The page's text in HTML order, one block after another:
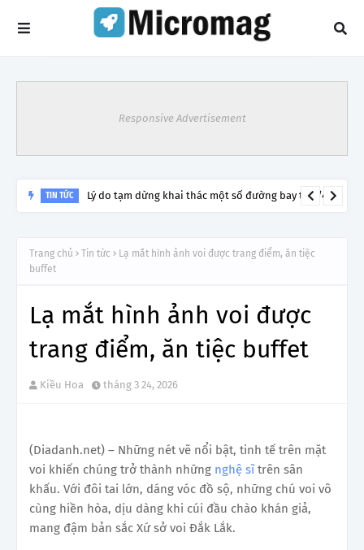
Responsive Advertisement
TIN TỨC Lý do tạm dừng khai thác một số đường bay từ 1/4
Trang chủ Tin tức
Lạ mắt hình ảnh voi được trang điểm, ăn tiệc
buffet
Lạ mắt hình ảnh voi được
trang điểm, ăn tiệc buffet
Kiều Hoa tháng 3 24, 2026
(Diadanh.net) – Những nét vẽ nổi bật, tinh tế trên mặt
voi khiến chúng trở thành những nghệ sĩtrên sân
khấu. Với đôi tai lớn, dáng vóc đồ sộ, những chú voi vô
cùng hiền hòa, dịu dàng khi cúi đầu chào khán giả,
mang đậm bản sắc Xứ sở voi Đắk Lắk.